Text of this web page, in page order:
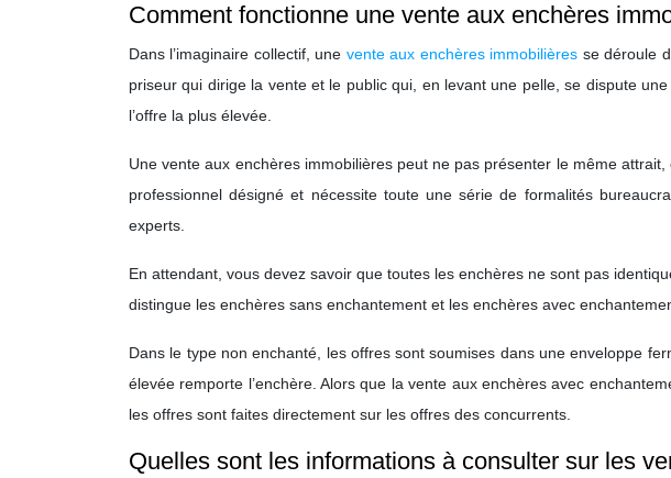
Comment fonctionne une vente aux enchères
Dans l’imaginaire collectif, une vente aux enchères immobilières se déroule
priseur qui dirige la vente et le public qui, en levant une pelle, se dispute
l’offre la plus élevée.
Une vente aux enchères immobilières peut ne pas présenter le même
professionnel désigné et nécessite toute une série de formalités
experts.
En attendant, vous devez savoir que toutes les enchères ne sont pas
distingue les enchères sans enchantement et les enchères avec
Dans le type non enchanté, les offres sont soumises dans une enveloppe
élevée remporte l’enchère. Alors que la vente aux enchères avec
les offres sont faites directement sur les offres des concurrents.
Quelles sont les informations à consulter sur les